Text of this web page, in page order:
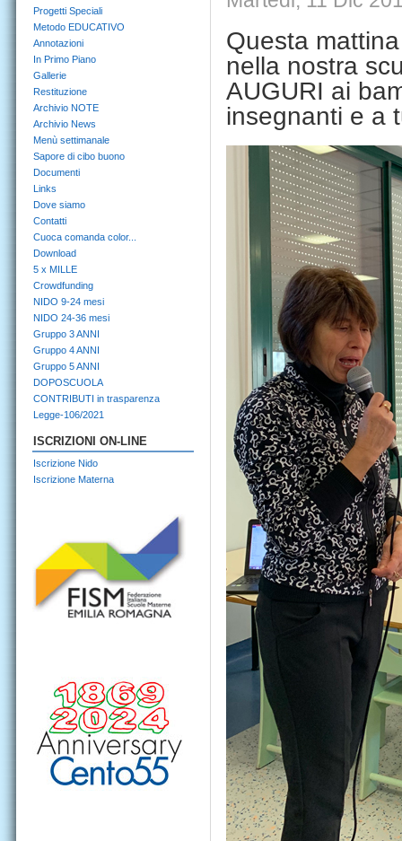
Questa
nella nostra
AUGURI ai
insegnanti e a
Progetti Speciali
Metodo EDUCATIVO
Annotazioni
In Primo Piano
Gallerie
Restituzione
Archivio NOTE
Archivio News
Menù settimanale
Sapore di cibo buono
Documenti
Links
Dove siamo
Contatti
Cuoca comanda color...
Download
5 x MILLE
Crowdfunding
NIDO 9-24 mesi
NIDO 24-36 mesi
Gruppo 3 ANNI
Gruppo 4 ANNI
Gruppo 5 ANNI
DOPOSCUOLA
CONTRIBUTI in trasparenza
Legge-106/2021
ISCRIZIONI ON-LINE
Iscrizione Nido
Iscrizione Materna